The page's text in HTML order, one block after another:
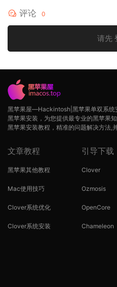
评论 0
请先
黑苹果屋—Hackintosh|黑苹果单双系统
黑苹果安装，为您提供最专业的黑苹果
黑苹果安装教程，精准的问题解决方法,
文章教程
黑苹果其他教程
Mac使用技巧
Clover系统优化
Clover系统安装
引导下载
Clover
Ozmosis
OpenCore
Chameleon